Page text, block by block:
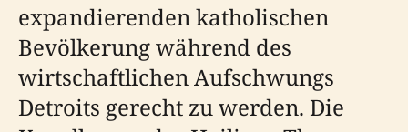
expandierenden katholischen
Bevölkerung während des
wirtschaftlichen Aufschwungs
Detroits gerecht zu werden. Die